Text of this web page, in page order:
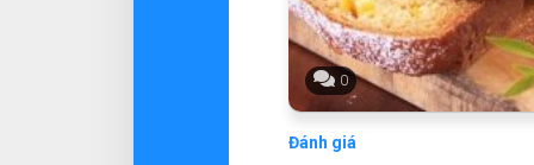
0
Đánh giá